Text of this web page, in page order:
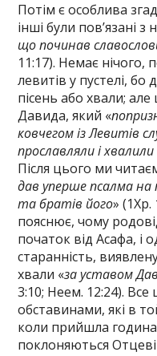
Потім є особлива
інші були пов’язані
що починав
11:17). Немає нічого,
левитів у пустелі, бо
пісень або хвали;
Давида, який «
ковчегом із Левитів
прославляли і хвалили
Після цього ми
дав уперше псалма на
та братів його» (1Хр.
пояснює, чому
початок від Асафа, і
старанність,
хвали «за уставом
3:10; Неем. 12:24). Все
обставинами, які в
коли прийшла
поклоняються